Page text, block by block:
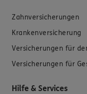
Zahnversicherungen
Krankenversicherung
Versicherungen für
Versicherungen für
Hilfe & Services